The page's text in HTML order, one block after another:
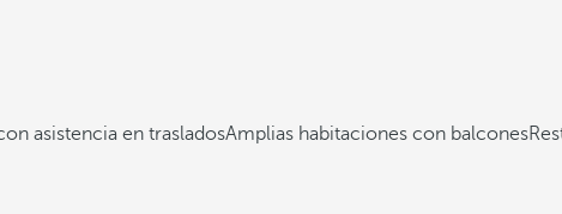
asistencia en trasladosAmplias habitaciones con balcones